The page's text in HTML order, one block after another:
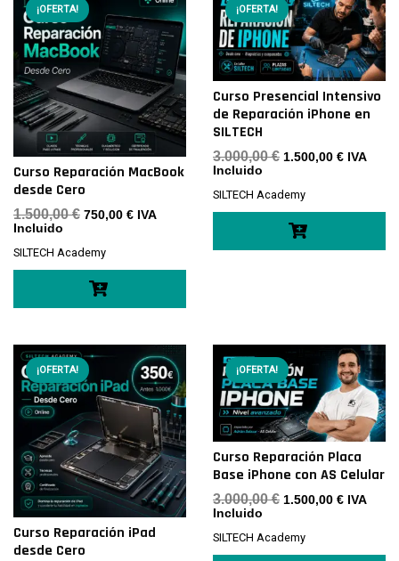
¡OFERTA!
Curso Reparación MacBook
desde Cero
1.500,00€ El
era:
750,00 €ElIVA
Incluido
SILTECH Academy
¡OFERTA!
Curso Presencial Intensivo
de Reparación iPhone en
SILTECH
3.000,00€ El
era:
1.500,00 €ElIVA
Incluido
SILTECH Academy
¡OFERTA!
Curso Reparación iPad
desde Cero
¡OFERTA!
Curso Reparación Placa
Base iPhone con AS Celular
3.000,00€ El
era:
1.500,00 €ElIVA
Incluido
SILTECH Academy